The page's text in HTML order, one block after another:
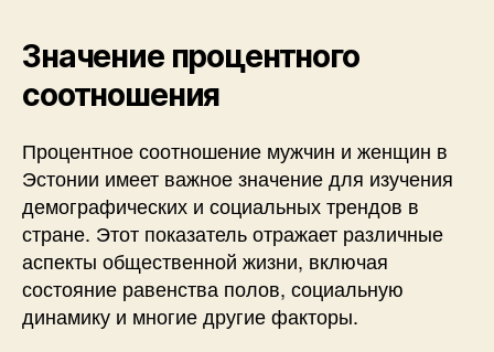
Значение процентного
соотношения
Процентное соотношение мужчин и женщин в
Эстонии имеет важное значение для изучения
демографических и социальных трендов в
стране. Этот показатель отражает различные
аспекты общественной жизни, включая
состояние равенства полов, социальную
динамику и многие другие факторы.